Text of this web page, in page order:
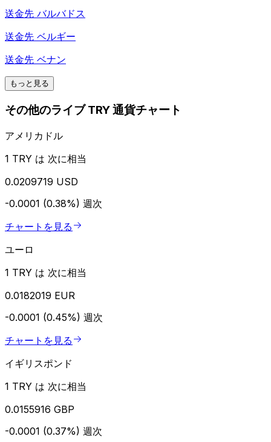
送金先 バルバドス
送金先 ベルギー
送金先 ベナン
もっと見る
その他のライブ TRY 通貨チャート
アメリカドル
1 TRY は 次に相当
0.0209719 USD
-0.0001 (0.38%) 週次
チャートを見る
ユーロ
1 TRY は 次に相当
0.0182019 EUR
-0.0001 (0.45%) 週次
チャートを見る
イギリスポンド
1 TRY は 次に相当
0.0155916 GBP
-0.0001 (0.37%) 週次